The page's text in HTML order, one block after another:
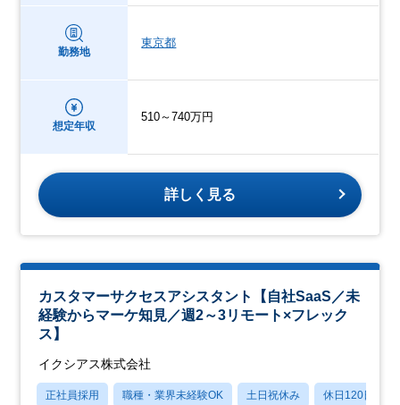
勤務地
東京都
想定年収
510～740万円
詳しく見る
カスタマーサクセスアシスタント【自社SaaS／未
経験からマーケ知見／週2～3リモート×フレック
ス】
イクシアス株式会社
正社員採用 職種・業界未経験OK 土日祝休み 休日120日以上